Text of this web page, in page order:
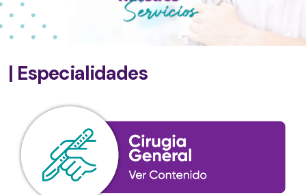
| Especialidades